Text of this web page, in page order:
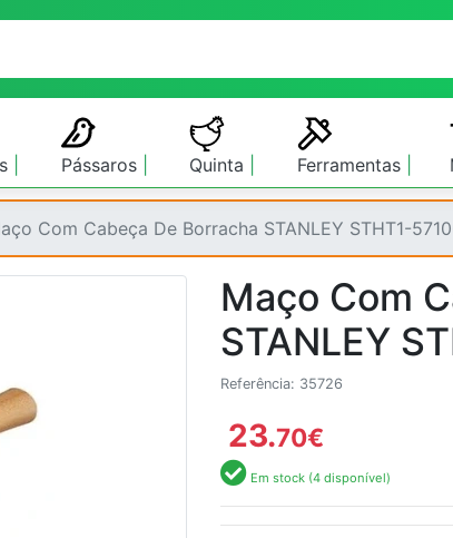
Pássaros Quinta Ferramentas
Com Cabeça De Borracha STANLEY STHT1-
Maço Com
STANLEY
Referência: 35726
23.70€
Em stock (4 disponível)